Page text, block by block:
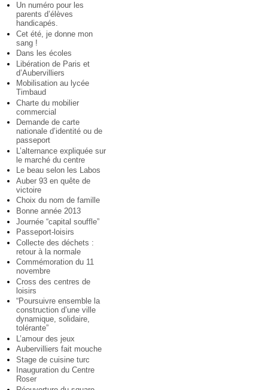
Un numéro pour les
parents d’élèves
handicapés.
Cet été, je donne mon
sang !
Dans les écoles
Libération de Paris et
d’Aubervilliers
Mobilisation au lycée
Timbaud
Charte du mobilier
commercial
Demande de carte
nationale d’identité ou de
passeport
L’alternance expliquée sur
le marché du centre
Le beau selon les Labos
Auber 93 en quête de
victoire
Choix du nom de famille
Bonne année 2013
Journée “capital souffle”
Passeport-loisirs
Collecte des déchets :
retour à la normale
Commémoration du 11
novembre
Cross des centres de
loisirs
“Poursuivre ensemble la
construction d’une ville
dynamique, solidaire,
tolérante”
L’amour des jeux
Aubervilliers fait mouche
Stage de cuisine turc
Inauguration du Centre
Roser